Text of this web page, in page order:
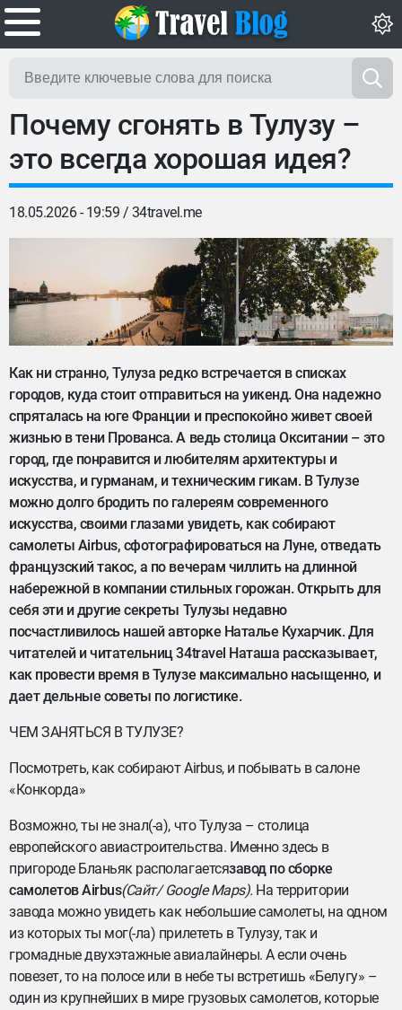
Почему сгонять в Тулузу –
это всегда хорошая идея?
18.05.2026 - 19:59 / 34travel.me
Как ни странно, Тулуза редко встречается в списках
городов, куда стоит отправиться на уикенд. Она надежно
спряталась на юге Франции и преспокойно живет своей
жизнью в тени Прованса. А ведь столица Окситании – это
город, где понравится и любителям архитектуры и
искусства, и гурманам, и техническим гикам. В Тулузе
можно долго бродить по галереям современного
искусства, своими глазами увидеть, как собирают
самолеты Airbus, сфотографироваться на Луне, отведать
французский такос, а по вечерам чиллить на длинной
набережной в компании стильных горожан. Открыть для
себя эти и другие секреты Тулузы недавно
посчастливилось нашей авторке Наталье Кухарчик. Для
читателей и читательниц 34travel Наташа рассказывает,
как провести время в Тулузе максимально насыщенно, и
дает дельные советы по логистике.
ЧЕМ ЗАНЯТЬСЯ В ТУЛУЗЕ?
Посмотреть, как собирают Airbus, и побывать в салоне
«Конкорда»
Возможно, ты не знал(-а), что Тулуза – столица
европейского авиастроительства. Именно здесь в
пригороде Бланьяк располагаетсязавод по сборке
самолетов Airbus(Сайт/ Google Maps). На территории
завода можно увидеть как небольшие самолеты, на одном
из которых ты мог(-ла) прилететь в Тулузу, так и
громадные двухэтажные авиалайнеры. А если очень
повезет, то на полосе или в небе ты встретишь «Белугу» –
один из крупнейших в мире грузовых самолетов, которые